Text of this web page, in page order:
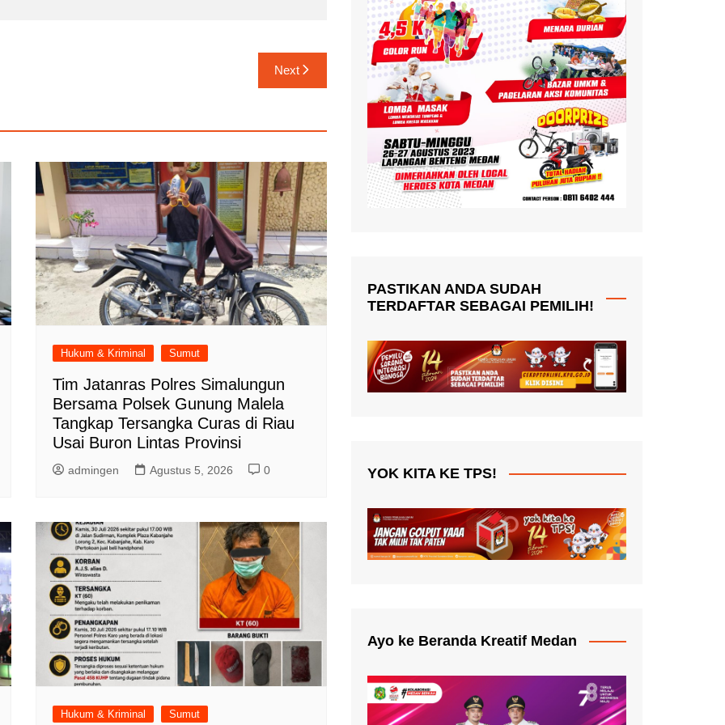
Next
Hukum & Kriminal Sumut
Tim Jatanras Polres Simalungun
Bersama Polsek Gunung Malela
Tangkap Tersangka Curas di Riau
Usai Buron Lintas Provinsi
admingen Agustus 5, 2026 0
Hukum & Kriminal Sumut
PASTIKAN ANDA SUDAH
TERDAFTAR SEBAGAI PEMILIH!
YOK KITA KE TPS!
Ayo ke Beranda Kreatif Medan